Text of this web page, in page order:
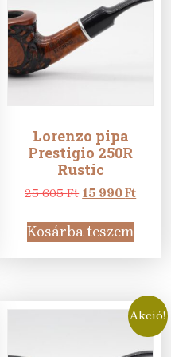
Lorenzo pipa
Prestigio 250R
Rustic
25 605Ft Original
was:
25
605 Ft.
15 990Ft
990
Kosárba teszem
Akció!